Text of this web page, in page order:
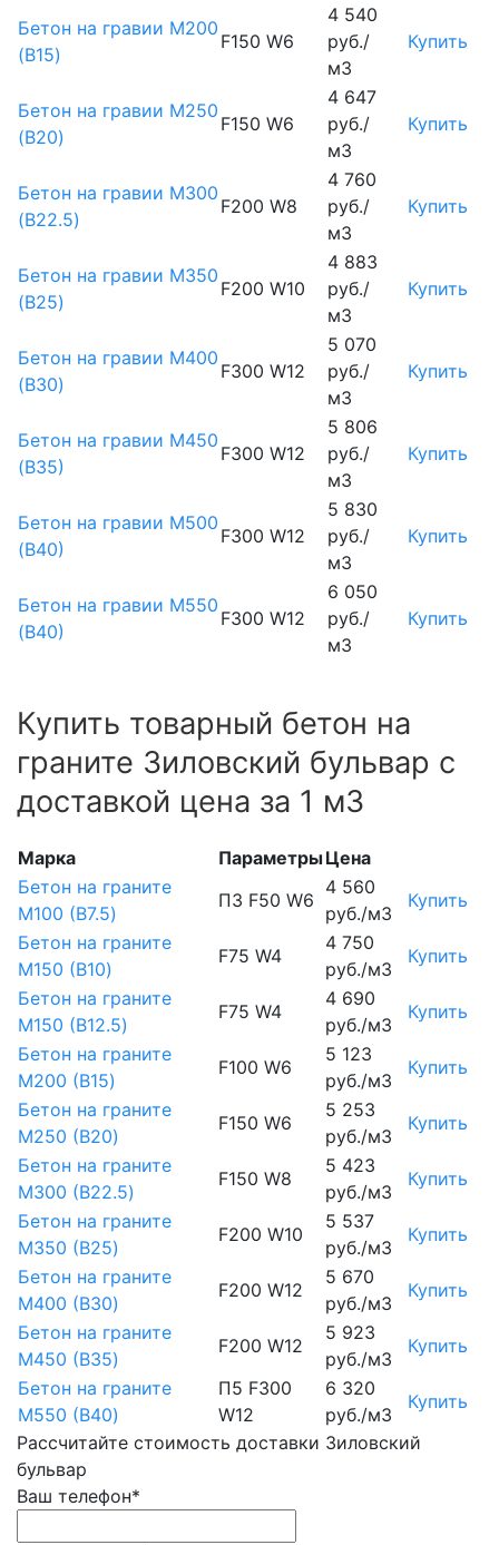
Бетон на гравии М200
(B15)
F150 W6
4 540
руб./
м3
Купить
Бетон на гравии М250
(B20)
F150 W6
4 647
руб./
м3
Купить
Бетон на гравии М300
(B22.5)
F200 W8
4 760
руб./
м3
Купить
Бетон на гравии М350
(B25)
F200 W10
4 883
руб./
м3
Купить
Бетон на гравии М400
(B30)
F300 W12
5 070
руб./
м3
Купить
Бетон на гравии М450
(В35)
F300 W12
5 806
руб./
м3
Купить
Бетон на гравии М500
(В40)
F300 W12
5 830
руб./
м3
Купить
Бетон на гравии М550
(В40)
F300 W12
6 050
руб./
м3
Купить
Купить товарный бетон на
граните Зиловский бульвар с
доставкой цена за 1 м3
Марка ПараметрыЦена
Бетон на граните
М100 (B7.5)
П3 F50 W6
4 560
руб./м3
Купить
Бетон на граните
М150 (B10)
F75 W4
4 750
руб./м3
Купить
Бетон на граните
М150 (B12.5)
F75 W4
4 690
руб./м3
Купить
Бетон на граните
М200 (B15)
F100 W6
5 123
руб./м3
Купить
Бетон на граните
М250 (B20)
F150 W6
5 253
руб./м3
Купить
Бетон на граните
М300 (B22.5)
F150 W8
5 423
руб./м3
Купить
Бетон на граните
М350 (B25)
F200 W10
5 537
руб./м3
Купить
Бетон на граните
М400 (B30)
F200 W12
5 670
руб./м3
Купить
Бетон на граните
М450 (B35)
F200 W12
5 923
руб./м3
Купить
Бетон на граните
М550 (B40)
П5 F300
W12
6 320
руб./м3
Купить
Рассчитайте стоимость доставки Зиловский
бульвар
Ваш телефон*